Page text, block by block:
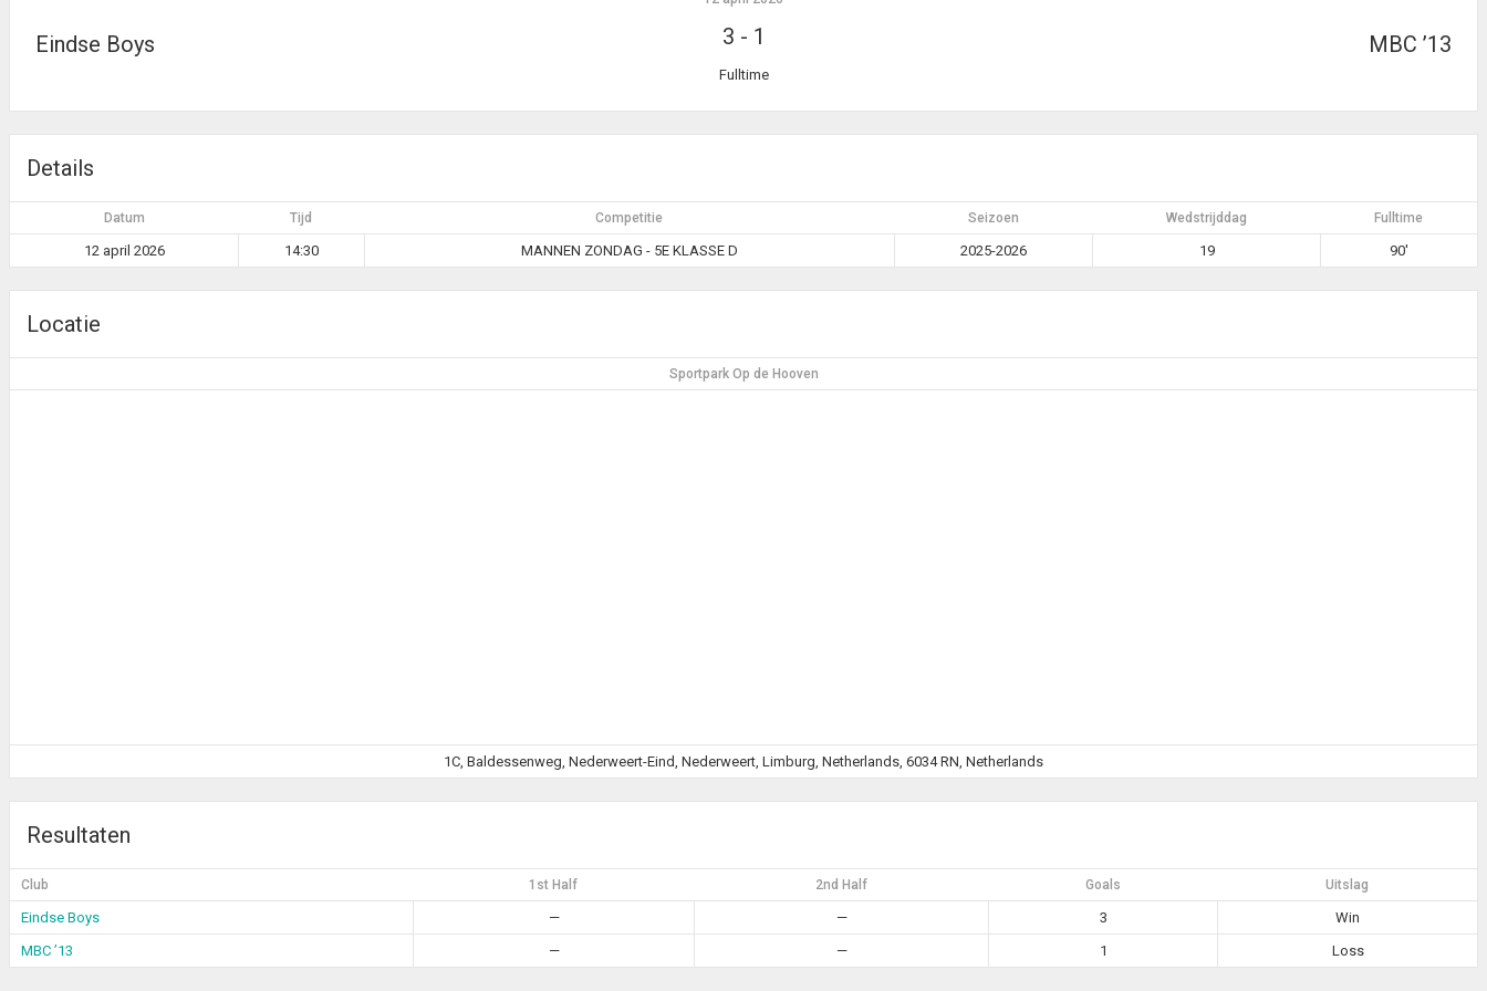
Eindse Boys MBC ’13
3 - 1
Fulltime
Details
Datum Tijd Competitie Seizoen Wedstrijddag Fulltime
12 april 2026 14:30 MANNEN ZONDAG - 5E KLASSE D 2025-2026 19 90'
Locatie
Sportpark Op de Hooven
1C, Baldessenweg, Nederweert-Eind, Nederweert, Limburg, Netherlands, 6034 RN, Netherlands
Resultaten
Club 1st Half 2nd Half Goals Uitslag
Eindse Boys — — 3
Win
MBC ’13
— — 1 Loss